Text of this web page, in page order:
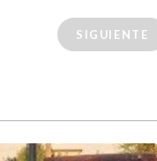
SIGUIENTE